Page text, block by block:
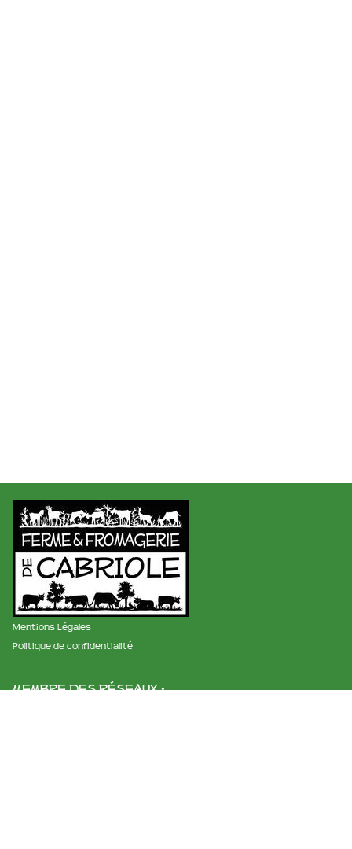
Mentions Légales
Politique de confidentialité
membre des réseaux :